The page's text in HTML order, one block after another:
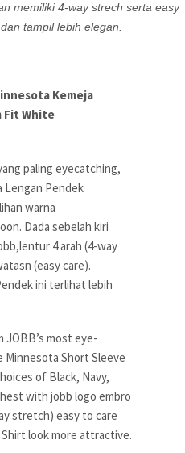
memiliki 4-way strech serta easy
tampil lebih elegan.
Kemeja
Fit White
paling eyecatching,
Lengan Pendek
warna
Dada sebelah kiri
4 arah (4-way
(easy care).
ini terlihat lebih
most eye-
Short Sleeve
of Black, Navy,
with jobb logo embro
stretch) easy to care
look more attractive.